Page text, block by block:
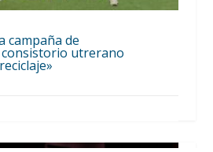
campaña de
consistorio utrerano